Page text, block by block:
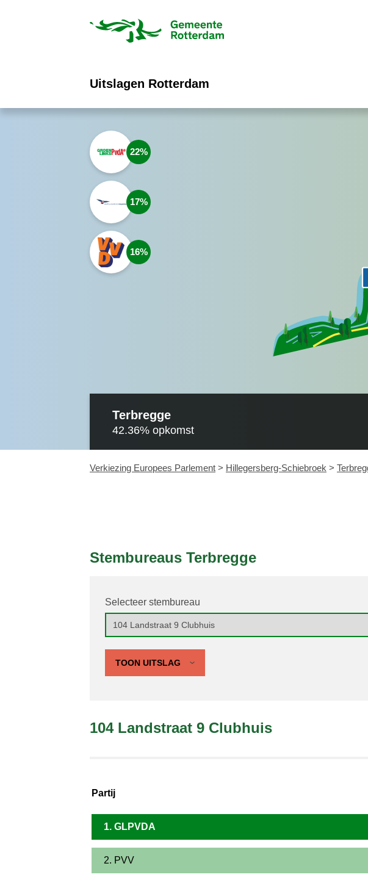
Uitslagen Rotterdam
22
17
16
Terbregge
42.36% opkomst
Verkiezing Europees Parlement > Hillegersberg-Schiebroek >
Stembureaus Terbregge
Selecteer stembureau
TOON UITSLAG
104 Landstraat 9 Clubhuis
Partij
1. GLPVDA
2. PVV